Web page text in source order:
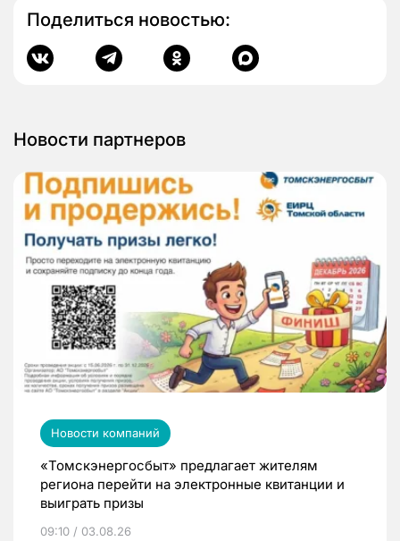
Поделиться новостью:
Новости партнеров
Новости компаний
«Томскэнергосбыт» предлагает жителям
региона перейти на электронные квитанции и
выиграть призы
09:10 / 03.08.26